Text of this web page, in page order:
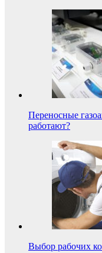
Переносные
работают?
Выбор рабочих